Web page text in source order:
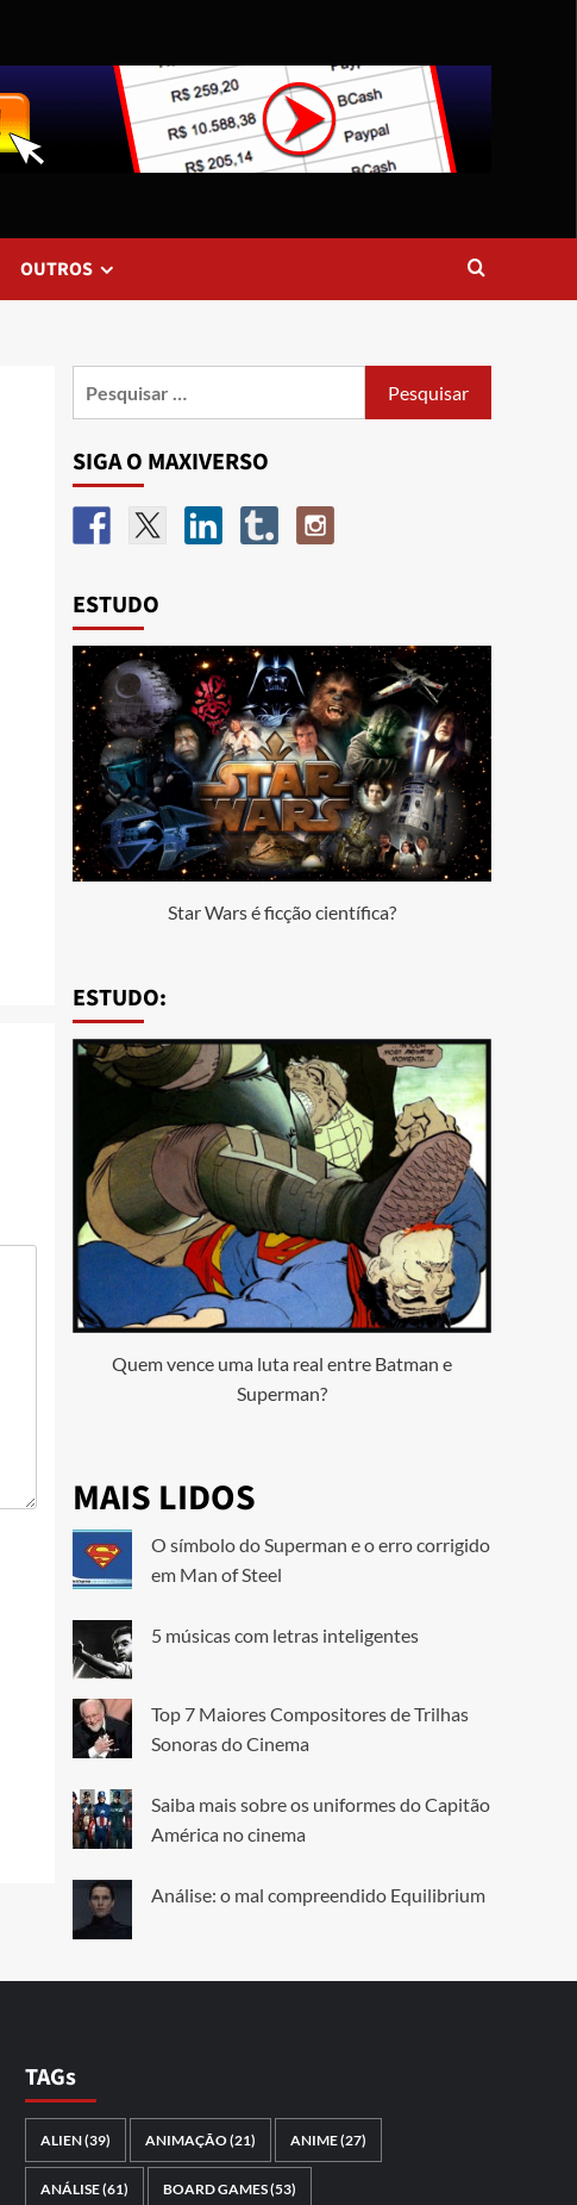
OUTROS
SIGA O MAXIVERSO
ESTUDO
Star Wars é ficção científica?
ESTUDO:
Quem vence uma luta real entre Batman e
Superman?
MAIS LIDOS
O símbolo do Superman e o erro corrigido
em Man of Steel
5 músicas com letras inteligentes
Top 7 Maiores Compositores de Trilhas
Sonoras do Cinema
Saiba mais sobre os uniformes do Capitão
América no cinema
Análise: o mal compreendido Equilibrium
TAGs
ALIEN(39) ANIMAÇÃO(21) ANIME(27)
ANÁLISE(61) BOARD GAMES(53)